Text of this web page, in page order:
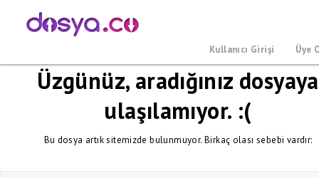
Kullanıcı Girişi Üye
Üzgünüz, aradığınız dosyaya
ulaşılamıyor. :(
Bu dosya artık sitemizde bulunmuyor. Birkaç olası sebebi vardır: